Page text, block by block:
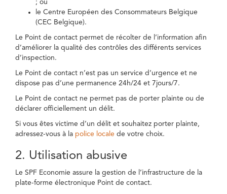
; ou
le Centre Européen des Consommateurs Belgique
(CEC Belgique).
Le Point de contact permet de récolter de l’information afin
d’améliorer la qualité des contrôles des différents services
d’inspection.
Le Point de contact n’est pas un service d’urgence et ne
dispose pas d’une permanence 24h/24 et 7jours/7.
Le Point de contact ne permet pas de porter plainte ou de
déclarer officiellement un délit.
Si vous êtes victime d’un délit et souhaitez porter plainte,
adressez-vous à la police locale de votre choix.
2. Utilisation abusive
Le SPF Economie assure la gestion de l’infrastructure de la
plate-forme électronique Point de contact.